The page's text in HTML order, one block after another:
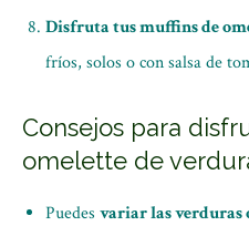
Disfruta tus muffins de
fríos, solos o con salsa de
Consejos para
omelette de
Puedes variar las verduras